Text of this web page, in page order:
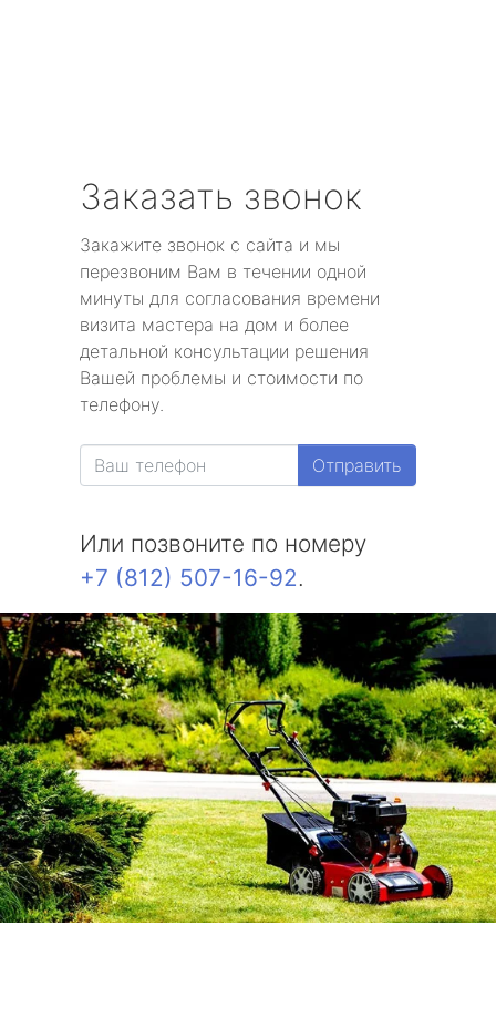
Заказать звонок
Закажите звонок с сайта и мы
перезвоним Вам в течении одной
минуты для согласования времени
визита мастера на дом и более
детальной консультации решения
Вашей проблемы и стоимости по
телефону.
Отправить
Или позвоните по номеру
+7 (812) 507-16-92.